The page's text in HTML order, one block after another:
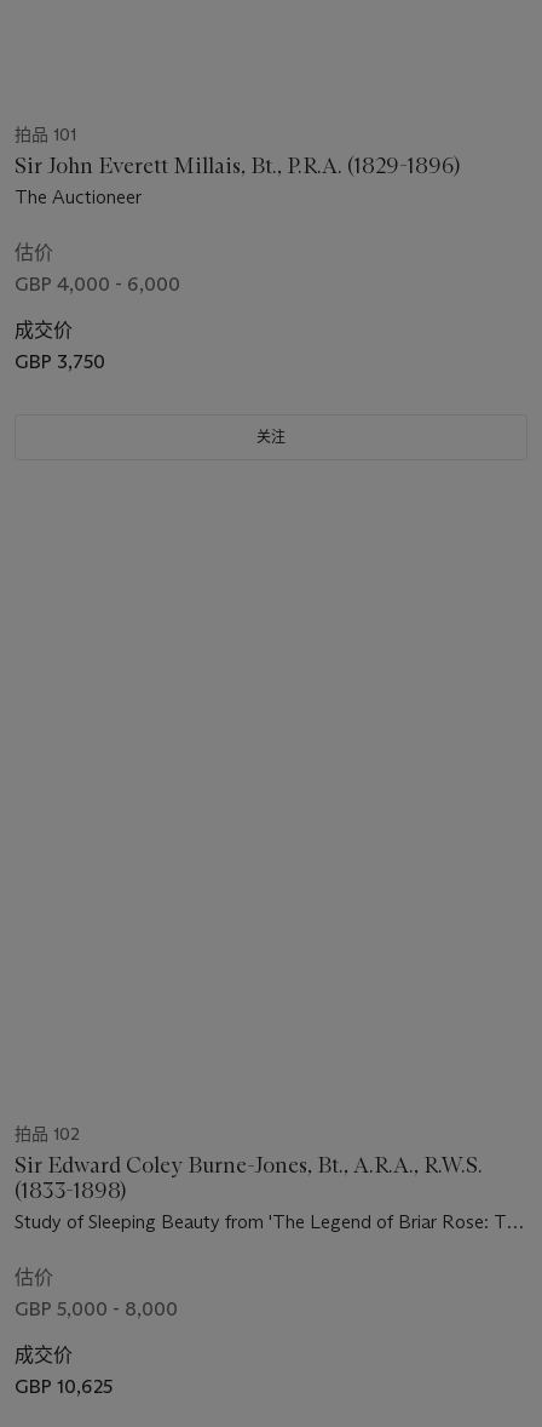
拍品 101
Sir John Everett Millais, Bt., P.R.A. (1829-1896)
The Auctioneer
估价
GBP 4,000 - 6,000
成交价
GBP 3,750
关注
拍品 102
Sir Edward Coley Burne-Jones, Bt., A.R.A., R.W.S.
(1833-1898)
Study of Sleeping Beauty from 'The Legend of Briar Rose: The
估价
GBP 5,000 - 8,000
成交价
GBP 10,625